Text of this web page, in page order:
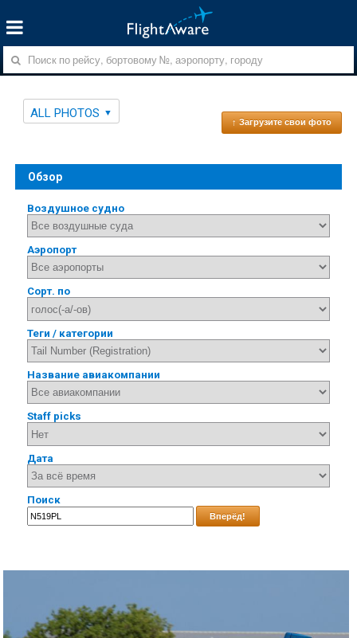
ALL PHOTOS
↑ Загрузите свои фото
Обзор
Воздушное судно
Аэропорт
Сорт. по
Теги / категории
Название авиакомпании
Staff picks
Дата
Поиск
Вперёд!